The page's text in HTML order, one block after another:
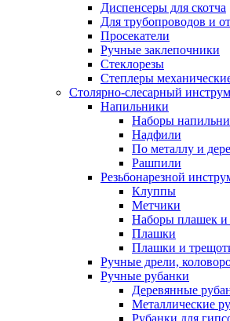
Диспенсеры для скотча
Для трубопроводов и
Просекатели
Ручные заклепочники
Стеклорезы
Степлеры
Столярно-слесарный
Напильники
Наборы
Надфили
По металлу и
Рашпили
Резьбонарезной
Клуппы
Метчики
Наборы плашек и
Плашки
Плашки и
Ручные дрели,
Ручные рубанки
Деревянные
Металлические
Рубанки для